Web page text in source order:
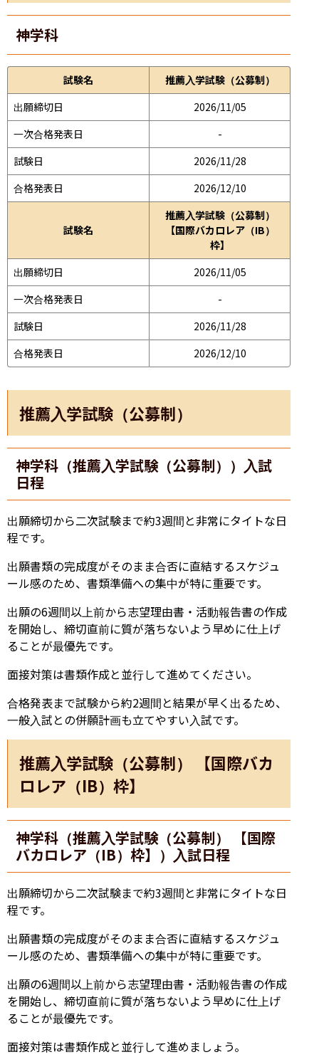
神学科
試験名
推薦入学試験（公募制）
出願締切日
2026/11/05
一次合格発表日
-
試験日
2026/11/28
合格発表日
2026/12/10
試験名
推薦入学試験（公募制）
【国際バカロレア（IB）
枠】
出願締切日
2026/11/05
一次合格発表日
-
試験日
2026/11/28
合格発表日
2026/12/10
推薦入学試験（公募制）
神学科（推薦入学試験（公募制））入試
日程
出願締切から二次試験まで約3週間と非常にタイトな日
程です。
出願書類の完成度がそのまま合否に直結するスケジュ
ール感のため、書類準備への集中が特に重要です。
出願の6週間以上前から志望理由書・活動報告書の作成
を開始し、締切直前に質が落ちないよう早めに仕上げ
ることが最優先です。
面接対策は書類作成と並行して進めてください。
合格発表まで試験から約2週間と結果が早く出るため、
一般入試との併願計画も立てやすい入試です。
推薦入学試験（公募制） 【国際バカ
ロレア（IB）枠】
神学科（推薦入学試験（公募制） 【国際
バカロレア（IB）枠】）入試日程
出願締切から二次試験まで約3週間と非常にタイトな日
程です。
出願書類の完成度がそのまま合否に直結するスケジュ
ール感のため、書類準備への集中が特に重要です。
出願の6週間以上前から志望理由書・活動報告書の作成
を開始し、締切直前に質が落ちないよう早めに仕上げ
ることが最優先です。
面接対策は書類作成と並行して進めましょう。